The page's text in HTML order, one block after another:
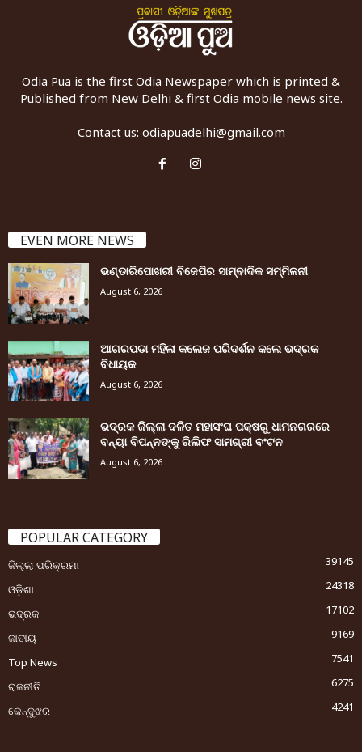
Odia Pua is the first Odia Newspaper which is printed &
Published from New Delhi & first Odia mobile news site.
Contact us: odiapuadelhi@gmail.com
EVEN MORE NEWS
ଭଣ୍ଡାରିପୋଖରୀ ବିଜେପିର ସାମ୍ବାଦିକ ସମ୍ମିଳନୀ
August 6, 2026
ଆଗରପଡା ମହିଳା କଲେଜ ପରିଦର୍ଶନ କଲେ ଭଦ୍ରକ
ବିଧାୟକ
August 6, 2026
ଭଦ୍ରକ ଜିଲ୍ଲା ଦଳିତ ମହାସଂଘ ପକ୍ଷରୁ ଧାମନଗରରେ
ବନ୍ୟା ବିପନ୍ନଙ୍କୁ ରିଲିଫ ସାମଗ୍ରୀ ବଂଟନ
August 6, 2026
POPULAR CATEGORY
ଜିଲ୍ଲା ପରିକ୍ରମା
39145
ଓଡ଼ିଶା
24318
ଭଦ୍ରକ
17102
ଜାତୀୟ
9169
Top News
7541
ରାଜନୀତି
6275
କେନ୍ଦୁଝର
4241